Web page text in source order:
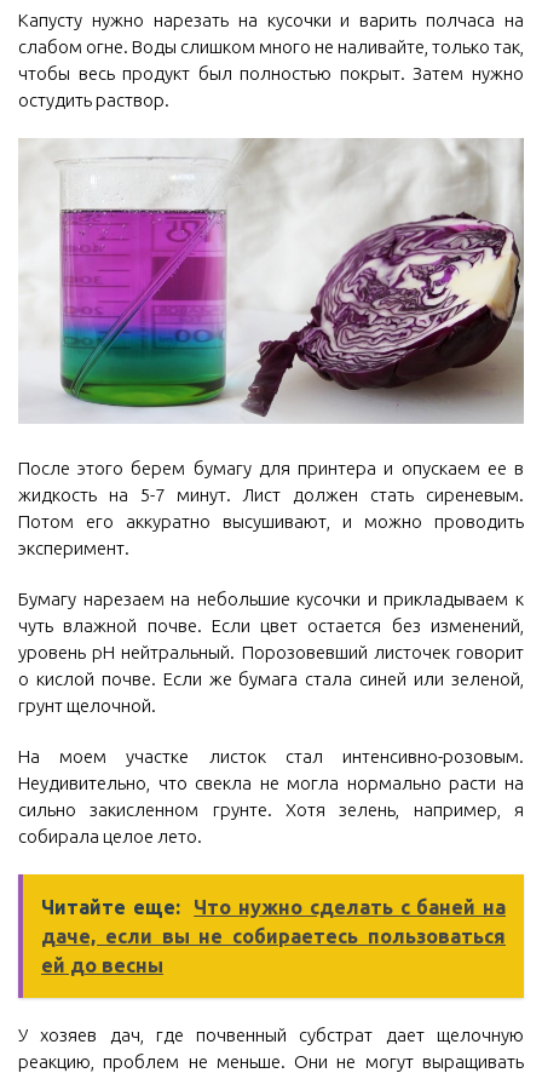
Капусту нужно нарезать на кусочки и варить полчаса на
слабом огне. Воды слишком много не наливайте, только так,
чтобы весь продукт был полностью покрыт. Затем нужно
остудить раствор.
После этого берем бумагу для принтера и опускаем ее в
жидкость на 5-7 минут. Лист должен стать сиреневым.
Потом его аккуратно высушивают, и можно проводить
эксперимент.
Бумагу нарезаем на небольшие кусочки и прикладываем к
чуть влажной почве. Если цвет остается без изменений,
уровень pH нейтральный. Порозовевший листочек говорит
о кислой почве. Если же бумага стала синей или зеленой,
грунт щелочной.
На моем участке листок стал интенсивно-розовым.
Неудивительно, что свекла не могла нормально расти на
сильно закисленном грунте. Хотя зелень, например, я
собирала целое лето.
Читайте еще:
Что нужно сделать с баней на
даче, если вы не собираетесь пользоваться
ей до весны
У хозяев дач, где почвенный субстрат дает щелочную
реакцию, проблем не меньше. Они не могут выращивать